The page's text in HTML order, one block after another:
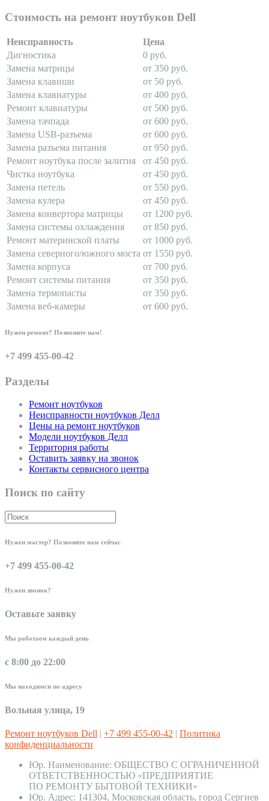
Стоимость на ремонт ноутбуков Dell
Неисправность
Цена
Дигностика
0 руб.
Замена матрицы
от 350 руб.
Замена клавиши
от 50 руб.
Замена клавиатуры
от 400 руб.
Ремонт клавиатуры
от 500 руб.
Замена тачпада
от 600 руб.
Замена USB-разъема
от 600 руб.
Замена разъема питания
от 950 руб.
Ремонт ноутбука после залития
от 450 руб.
Чистка ноутбука
от 450 руб.
Замена петель
от 550 руб.
Замена кулера
от 450 руб.
Замена конвертора матрицы
от 1200 руб.
Замена системы охлаждения
от 850 руб.
Ремонт материнской платы
от 1000 руб.
Замена северного/южного моста от 1550 руб.
Замена корпуса
от 700 руб.
Ремонт системы питания
от 350 руб.
Замена термопасты
от 350 руб.
Замена веб-камеры
от 600 руб.
Нужен ремонт? Позвоните нам!
+7 499 455-00-42
Разделы
Ремонт ноутбуков
Неисправности ноутбуков Делл
Цены на ремонт ноутбуков
Модели ноутбуков Делл
Территория работы
Оставить заявку на звонок
Контакты сервисного центра
Поиск по сайту
Нужен мастер? Позвоните нам сейчас
+7 499 455-00-42
Нужен звонок?
Оставьте заявку
Мы работаем каждый день
с 8:00 до 22:00
Мы находимся по адресу
Вольная улица, 19
Ремонт ноутбуков Dell | +7 499 455-00-42 | Политика
конфиденциальности
Юр. Наименование: ОБЩЕСТВО С ОГРАНИЧЕННОЙ
ОТВЕТСТВЕННОСТЬЮ «ПРЕДПРИЯТИЕ
ПО РЕМОНТУ БЫТОВОЙ ТЕХНИКИ»
Юр. Адрес: 141304, Московская область, город Сергиев